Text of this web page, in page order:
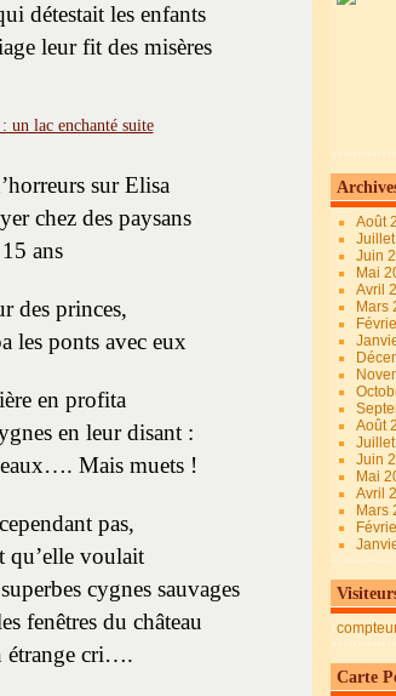
détestait les enfants
leur fit des misères
sur Elisa
chez des paysans
ans
des princes,
les ponts avec eux
en profita
en leur disant :
Mais muets !
pas,
qu’elle voulait
cygnes sauvages
fenêtres du château
étrange cri….
Août
Juin
Mai
Avril
Mars
Août
Juin
Mai
Avril
Mars
Carte